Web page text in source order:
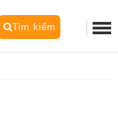
Tìm kiếm